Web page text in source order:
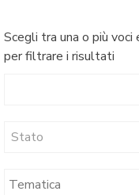
Scegli tra una o più voci
per filtrare i risultati
Stato